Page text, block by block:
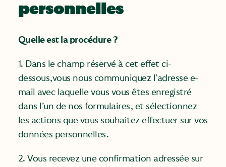
personnelles
Quelle est la procédure ?
1. Dans le champ réservé à cet effet ci-
dessous,vous nous communiquez l’adresse e-
mail avec laquelle vous vous êtes enregistré
dans l’un de nos formulaires, et sélectionnez
les actions que vous souhaitez effectuer sur vos
données personnelles.
2. Vous recevez une confirmation adressée sur